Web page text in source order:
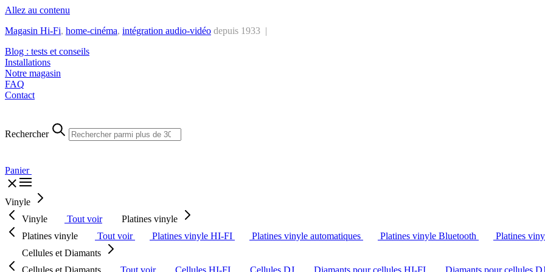
Allez au contenu
Magasin Hi-Fi, home-cinéma, intégration audio-vidéo depuis 1933 |
Blog : tests et conseils
Installations
Notre magasin
FAQ
Contact
Rechercher
Panier
Vinyle
Vinyle
Tout voir
Platines vinyle
Platines vinyle
Tout voir Platines vinyle HI-FI Platines vinyle automatiques Platines vinyle Bluetooth
Platines
Cellules et Diamants
Cellules et Diamants
Tout voir Cellules HI-FI Cellules DJ Diamants pour cellules HI-FI
Diamants pour cellules